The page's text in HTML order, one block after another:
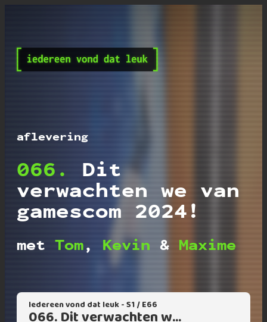
Iedereen vond dat
aflevering
066.
Dit
verwachten we van
gamescom 2024!
met Tom, Kevin & Maxime